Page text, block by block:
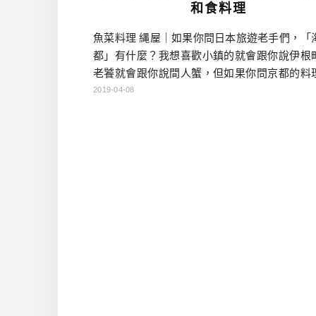
和食料理
魚菜料理 縄屋｜如果你問日本旅遊老手們，「
都」有什麼？我想喜歡小鎮的就會跟你說伊根
老饕就會跟你說間人蟹，但如果你問京都的料
他們會跟你說丹後半島是美食的寶庫。首次聽
2019-04-08